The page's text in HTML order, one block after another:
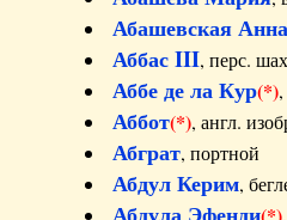
Абашевская
Аббас III, перс.
Аббе де ла Кур(*)
Аббот(*), англ.
Абграт,
Абдул Керим,